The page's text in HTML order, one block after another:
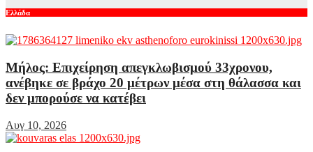
Ελλάδα
Μήλος: Επιχείρηση απεγκλωβισμού 33χρονου,
ανέβηκε σε βράχο 20 μέτρων μέσα στη θάλασσα και
δεν μπορούσε να κατέβει
Αυγ 10, 2026